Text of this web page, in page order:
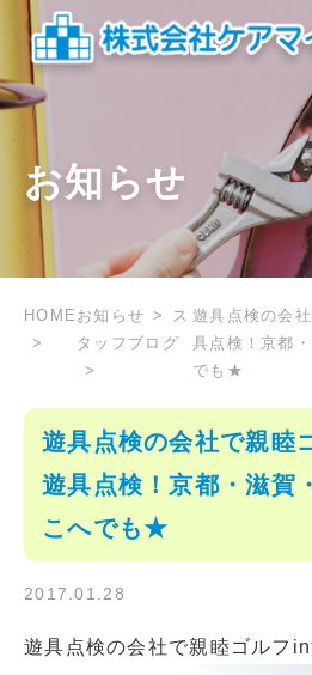
お知らせ
HOME お知らせ
ス
タッフブログ
遊具点検の会
具点検！京都
でも★
遊具点検の会社で親睦
遊具点検！京都・滋賀
こへでも★
2017.01.28
遊具点検の会社で親睦ゴルフin